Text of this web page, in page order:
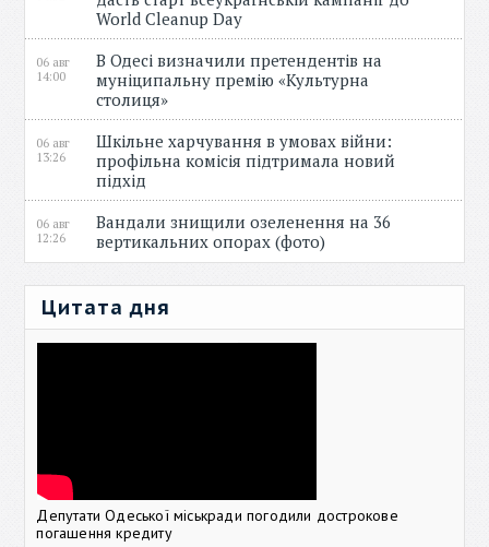
World Cleanup Day
06 авг
14:00
В Одесі визначили претендентів на
муніципальну премію «Культурна
столиця»
06 авг
13:26
Шкільне харчування в умовах війни:
профільна комісія підтримала новий
підхід
06 авг
12:26
Вандали знищили озеленення на 36
вертикальних опорах (фото)
Цитата дня
Депутати Одеської міськради погодили дострокове
погашення кредиту